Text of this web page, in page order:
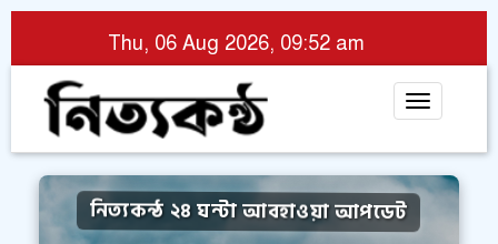
Thu, 06 Aug 2026, 09:52 am
Toggle
নিত্যকন্ঠ ২৪ ঘন্টা আবহাওয়া আপডেট